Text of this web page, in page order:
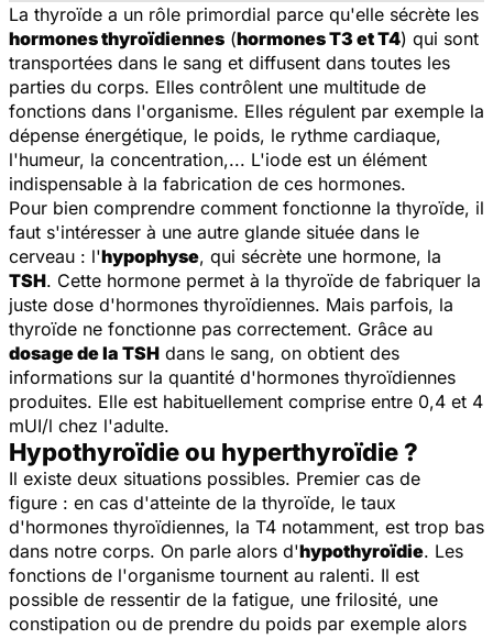
La thyroïde a un rôle primordial parce qu'elle sécrète les
hormones thyroïdiennes (hormones T3 et T4) qui sont
transportées dans le sang et diffusent dans toutes les
parties du corps. Elles contrôlent une multitude de
fonctions dans l'organisme. Elles régulent par exemple la
dépense énergétique, le poids, le rythme cardiaque,
l'humeur, la concentration,... L'iode est un élément
indispensable à la fabrication de ces hormones.
Pour bien comprendre comment fonctionne la thyroïde, il
faut s'intéresser à une autre glande située dans le
cerveau : l'hypophyse, qui sécrète une hormone, la
TSH. Cette hormone permet à la thyroïde de fabriquer la
juste dose d'hormones thyroïdiennes. Mais parfois, la
thyroïde ne fonctionne pas correctement. Grâce au
dosage de la TSH dans le sang, on obtient des
informations sur la quantité d'hormones thyroïdiennes
produites. Elle est habituellement comprise entre 0,4 et 4
mUI/l chez l'adulte.
Hypothyroïdie ou hyperthyroïdie ?
Il existe deux situations possibles. Premier cas de
figure : en cas d'atteinte de la thyroïde, le taux
d'hormones thyroïdiennes, la T4 notamment, est trop bas
dans notre corps. On parle alors d'hypothyroïdie. Les
fonctions de l'organisme tournent au ralenti. Il est
possible de ressentir de la fatigue, une frilosité, une
constipation ou de prendre du poids par exemple alors